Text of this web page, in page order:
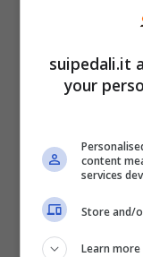
Thinkbike ha
vittoria del
impegno
patrimonio
dell’Articolo 9
Creiamo
suipedali.it
your
content
services
Store and/
Learn more